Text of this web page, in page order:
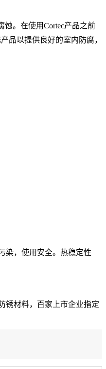
。在使用Cortec产品之前
品以提供良好的室内防腐，
染，使用安全。 热稳定性
锈材料，百家上市企业指定